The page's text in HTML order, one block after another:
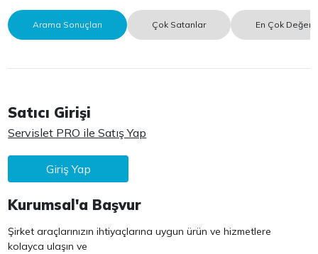
Arama Sonuçları Çok Satanlar En Çok
Satıcı Girişi
Servislet PRO ile Satış Yap
Giriş Yap
Kurumsal'a Başvur
Şirket araçlarınızın ihtiyaçlarına uygun ürün ve hizmetlere
kolayca ulaşın ve